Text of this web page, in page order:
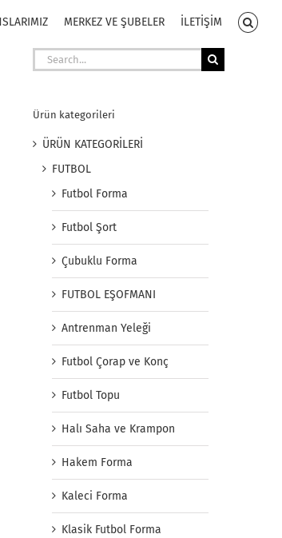
MERKEZ VE ŞUBELER İLETİŞİM
Search
for:
Ürün kategorileri
ÜRÜN KATEGORİLERİ
FUTBOL
Futbol Forma
Futbol Şort
Çubuklu Forma
FUTBOL EŞOFMANI
Antrenman Yeleği
Futbol Çorap ve Konç
Futbol Topu
Halı Saha ve Krampon
Hakem Forma
Kaleci Forma
Klasik Futbol Forma